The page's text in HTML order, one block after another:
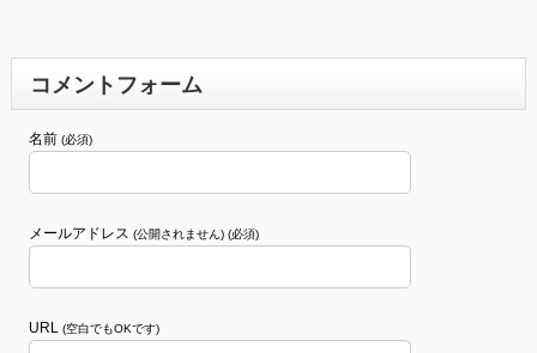
コメントフォーム
名前 (必須)
メールアドレス (公開されません) (必須)
URL (空白でもOKです)